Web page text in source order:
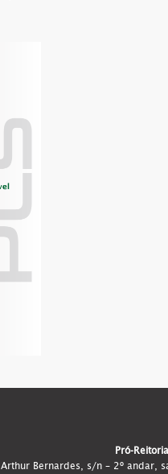
Pró-
Arthur Bernardes, s/n – 2º andar,